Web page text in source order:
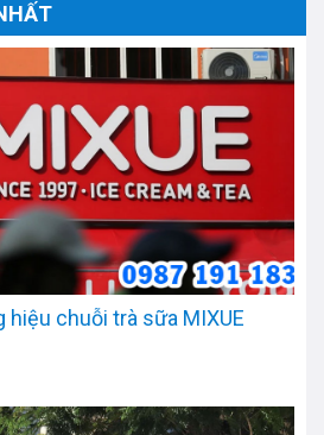
hiệu chuỗi trà sữa MIXUE